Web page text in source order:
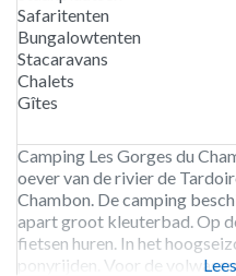
Safaritenten
Bungalowtenten
Stacaravans
Chalets
Gîtes
Camping Les Gorges du
oever van de rivier de
Chambon. De camping
apart groot kleuterbad. Op
fietsen huren. In het
ponyrijden. Voor de